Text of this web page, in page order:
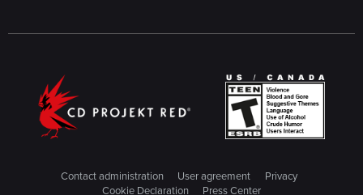
Contact administration User agreement
Privacy
Cookie Declaration
Press Center